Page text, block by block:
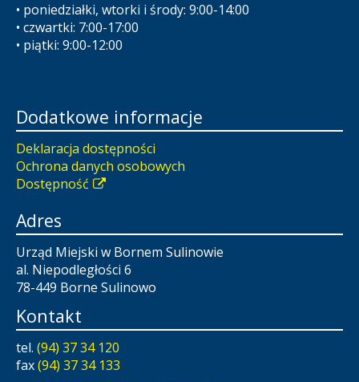
• poniedziałki, wtorki i środy: 9:00-14:00
• czwartki: 7:00-17:00
• piątki: 9:00-12:00
Dodatkowe informacje
Deklaracja dostępności
Ochrona danych osobowych
Dostępność
Adres
Urząd Miejski w Bornem Sulinowie
al. Niepodległości 6
78-449 Borne Sulinowo
Kontakt
tel. (94) 37 34 120
fax(94) 37 34 133